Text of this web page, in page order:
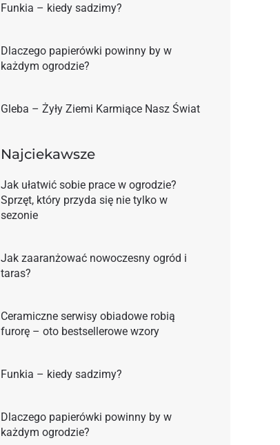
Funkia – kiedy sadzimy?
Dlaczego papierówki powinny by w
każdym ogrodzie?
Gleba – Żyły Ziemi Karmiące Nasz Świat
Najciekawsze
Jak ułatwić sobie prace w ogrodzie?
Sprzęt, który przyda się nie tylko w
sezonie
Jak zaaranżować nowoczesny ogród i
taras?
Ceramiczne serwisy obiadowe robią
furorę – oto bestsellerowe wzory
Funkia – kiedy sadzimy?
Dlaczego papierówki powinny by w
każdym ogrodzie?